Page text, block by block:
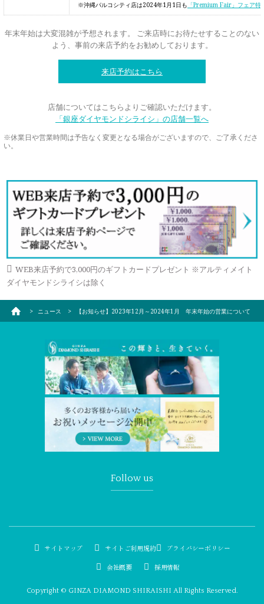
沖縄パルコシティ店は2024年1月1日も 「Premium Fair」フェア特
年末年始は大変混雑が予想されます。 ご来店時にお待たせすることのない
よう、事前の来店予約をお勧めしております。
来店予約はこちら
店舗についてはこちらよりご確認いただけます。
「銀座ダイヤモンドシライシ」の店舗一覧へ
休業日や営業時間は予告なく変更となる場合がございますので、ご了承くださ
い。
WEB来店予約で3,000円のギフトカードプレゼント ※アルティメイト
ダイヤモンドシライシは除く
ニュース 【お知らせ】2023年12月～2024年1月 年末年始の営業について
Follow us
サイトマップ サイトご利用規約 プライバシーポリシー
会社概要 採用情報
Copyright © GINZA DIAMOND SHIRAISHI All Rights Reserved.